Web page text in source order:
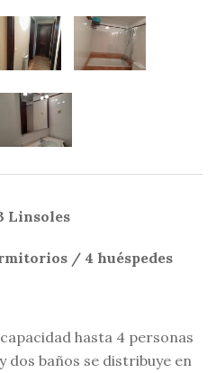
Linsoles
/ 4 huéspedes
hasta 4 personas
baños se distribuye en